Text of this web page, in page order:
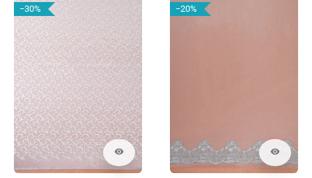
−30%
visibility
−20%
visibility